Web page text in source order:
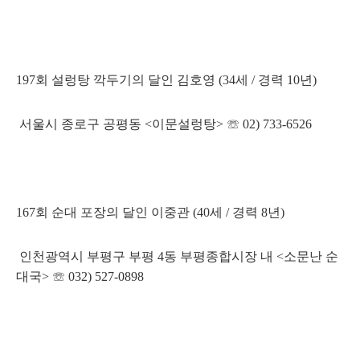
197회 설렁탕 깍두기의 달인 김호영 (34세 / 경력 10년)
서울시 종로구 공평동 <이문설렁탕> ☏ 02) 733-6526
167회 순대 포장의 달인 이중관 (40세 / 경력 8년)
인천광역시 부평구 부평 4동 부평종합시장 내 <소문난 순
대국> ☏ 032) 527-0898